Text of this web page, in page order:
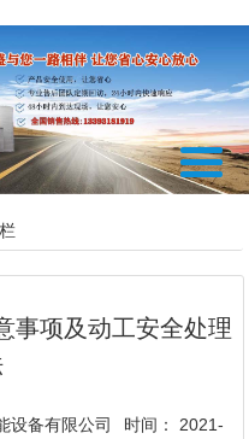
事项及动工安全处理
设备有限公司
时间： 2021-